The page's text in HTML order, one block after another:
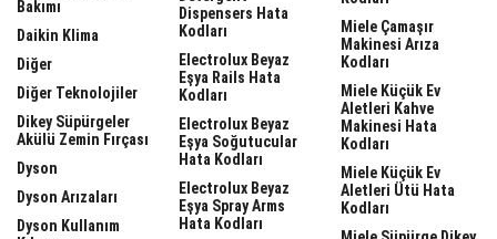
Bakımı
Daikin Klima
Diğer
Diğer Teknolojiler
Dikey Süpürgeler
Akülü Zemin Fırçası
Dyson
Dyson Arızaları
Dyson Kullanım
Dispensers Hata
Kodları
Electrolux Beyaz
Eşya Rails Hata
Kodları
Electrolux Beyaz
Eşya Soğutucular
Hata Kodları
Electrolux Beyaz
Eşya Spray Arms
Hata Kodları
Miele Çamaşır
Makinesi Arıza
Kodları
Miele Küçük Ev
Aletleri Kahve
Makinesi Hata
Kodları
Miele Küçük Ev
Aletleri Ütü Hata
Kodları